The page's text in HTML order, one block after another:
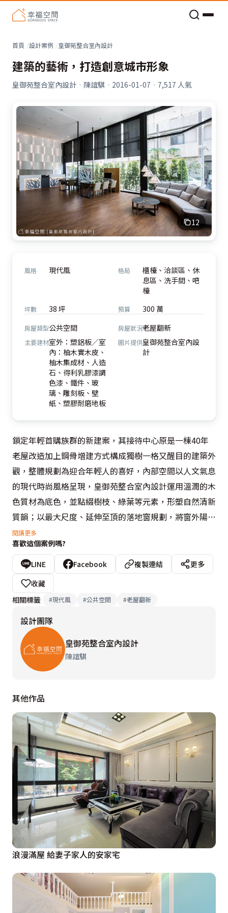
首頁 設計案例 皇御苑整合室內設計
建築的藝術，打造創意城市形象
皇御苑整合室內設計 · 陳誼騏 · 2016-01-07 · 7,517 人氣
12
風格 現代風 格局
櫃檯、洽談區、休
息區、洗手間、吧
檯
坪數 38 坪 預算 300 萬
房屋類型公共空間 房屋狀況老屋翻新
主要建材室外：塑鋁板／室
內：柚木實木皮、
柚木集成材、人造
石、得利乳膠漆調
色漆、鐵件、玻
璃、雕刻板、壁
紙、塑膠耐磨地板
圖片提供皇御苑整合室內設
計
鎖定年輕首購族群的新建案，其接待中心原是一棟40年
老屋改造加上鋼骨增建方式構成獨樹一格又醒目的建築外
觀，整體規劃為迎合年輕人的喜好，內部空間以人文氣息
的現代時尚風格呈現，皇御苑整合室內設計運用溫潤的木
色質材為底色，並點綴樹枝、綠葉等元素，形塑自然清新
質韻；以最大尺度、延伸至頂的落地窗規劃，將窗外陽光
普照的綠意街景完整地框入室內，不經刻意修飾的原始風
貌，儼然成為空間中最佳妝點。
此外，陳誼騏設計師為在自然休閒的空間主題中營造大器
質感，在櫃台後方6米5高的牆面表現上，以LED壁燈編織
成功將場域的氣勢引領出來。
閱讀更多
喜歡這個案例嗎?
LINE Facebook 複製連結
更多
收藏
相關標籤
#現代風 #公共空間 #老屋翻新
設計團隊
皇御苑整合室內設計
陳誼騏
其他作品
浪漫滿屋 給妻子家人的安家宅